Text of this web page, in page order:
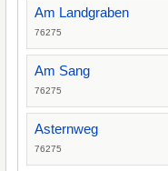
Am Landgraben
76275
Am Sang
76275
Asternweg
76275